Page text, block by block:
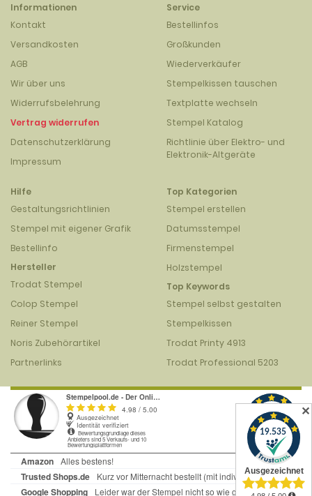
Informationen
Kontakt
Versandkosten
AGB
Wir über uns
Widerrufsbelehrung
Vertrag widerrufen
Datenschutzerklärung
Impressum
Service
Bestellinfos
Großkunden
Wiederverkäufer
Stempelkissen tauschen
Textplatte wechseln
Stempel Katalog
Richtlinie über Elektro- und
Elektronik-Altgeräte
Hilfe
Gestaltungsrichtlinien
Stempel mit eigener Grafik
Bestellinfo
Hersteller
Trodat Stempel
Colop Stempel
Reiner Stempel
Noris Zubehörartikel
Partnerlinks
Top Kategorien
Stempel erstellen
Datumsstempel
Firmenstempel
Holzstempel
Top Keywords
Stempel selbst gestalten
Stempelkissen
Trodat Printy 4913
Trodat Professional 5203
✕